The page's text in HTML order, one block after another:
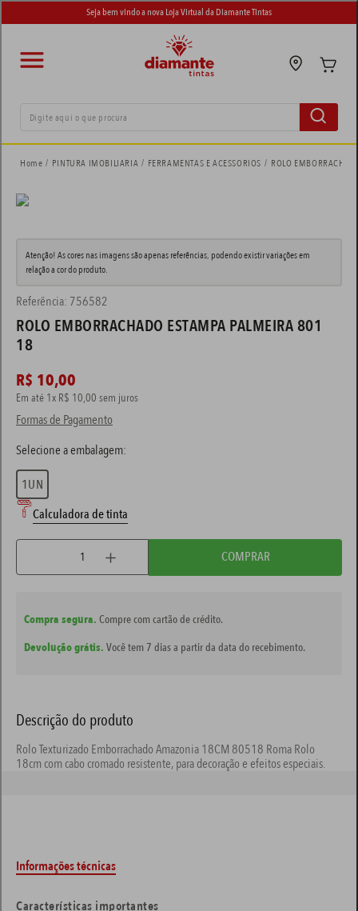
Seja bem vindo a nova Loja Virtual da Diamante Tintas
PINTURA IMOBILIARIA FERRAMENTAS E ACESSORIOS ROLO
Atenção! As cores nas imagens são apenas referências, podendo existir variações em
relação a cor do produto.
Referência: 756582
ROLO EMBORRACHADO ESTAMPA PALMEIRA 801
18
R$ 10,00
Em até 1x R$ 10,00 sem juros
Formas de Pagamento
1UN
Calculadora de tinta
COMPRAR
Compra segura. Compre com cartão de crédito.
Devolução grátis. Você tem 7 dias a partir da data do recebimento.
Descrição do produto
Rolo Texturizado Emborrachado Amazonia 18CM 80518 Roma Rolo
18cm com cabo cromado resistente, para decoração e efeitos especiais.
Informações técnicas
Características importantes
termos mais buscados
3º adesivo
5º spray
7º
8 º tinta esmalte
9º tinta coral